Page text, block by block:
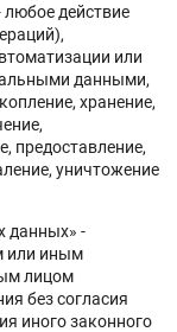
действие
или
данными,
хранение,
предоставление,
уничтожение
данных» -
или иным
лицом
без согласия
иного законного